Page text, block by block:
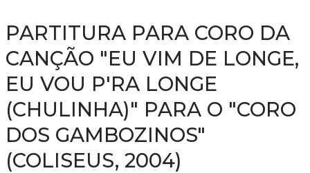
PARTITURA PARA CORO DA
CANÇÃO "EU VIM DE LONGE,
EU VOU P'RA LONGE
(CHULINHA)" PARA O "CORO
DOS GAMBOZINOS"
(COLISEUS, 2004)